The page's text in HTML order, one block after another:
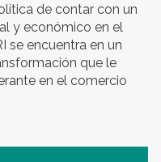
de contar con un
y económico en el
se encuentra en un
que le
en el comercio